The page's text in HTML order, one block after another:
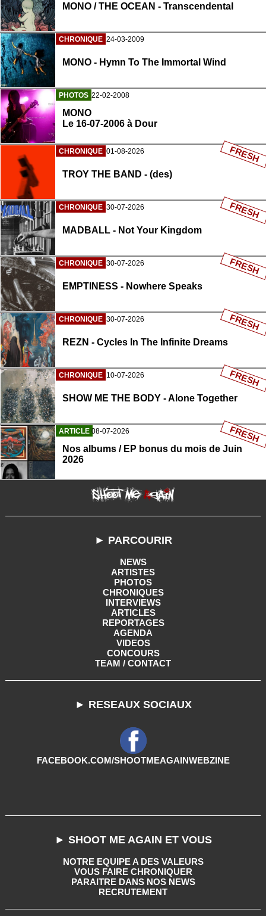
MONO / THE OCEAN - Transcendental
CHRONIQUE 24-03-2009
MONO - Hymn To The Immortal Wind
PHOTOS 22-02-2008
MONO
Le 16-07-2006 à Dour
CHRONIQUE 01-08-2026
TROY THE BAND - (des)
FRESH
CHRONIQUE 30-07-2026
MADBALL - Not Your Kingdom
FRESH
CHRONIQUE 30-07-2026
EMPTINESS - Nowhere Speaks
FRESH
CHRONIQUE 30-07-2026
REZN - Cycles In The Infinite Dreams
FRESH
CHRONIQUE 10-07-2026
SHOW ME THE BODY - Alone Together
FRESH
ARTICLE 08-07-2026
Nos albums / EP bonus du mois de Juin
2026
FRESH
► PARCOURIR
NEWS
ARTISTES
PHOTOS
CHRONIQUES
INTERVIEWS
ARTICLES
REPORTAGES
AGENDA
VIDEOS
CONCOURS
TEAM / CONTACT
► RESEAUX SOCIAUX
FACEBOOK.COM/SHOOTMEAGAINWEBZINE
► SHOOT ME AGAIN ET VOUS
NOTRE EQUIPE A DES VALEURS
VOUS FAIRE CHRONIQUER
PARAITRE DANS NOS NEWS
RECRUTEMENT